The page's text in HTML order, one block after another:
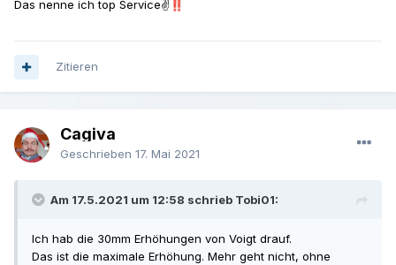
Das nenne ich top Service✌ ‼️
Zitieren
Cagiva
Geschrieben 17. Mai 2021
Am 17.5.2021 um 12:58 schrieb Tobi01:
Ich hab die 30mm Erhöhungen von Voigt drauf.
Das ist die maximale Erhöhung. Mehr geht nicht, ohne